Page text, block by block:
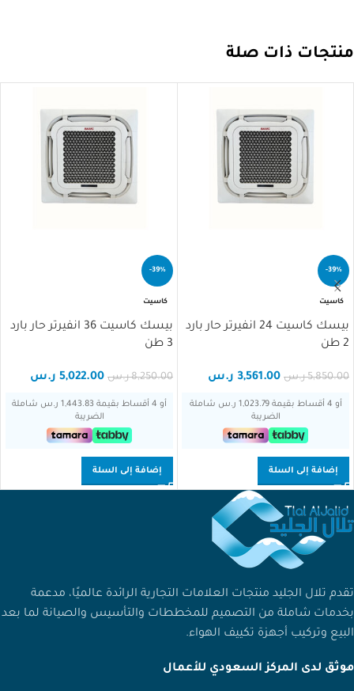
منتجات ذات صلة
-39%
كاسيت
بيسك كاسيت 24 انفيرتر حار بارد
2 طن
5,850.00 ر.س 3,561.00 ر.س
أو 4 أقساط بقيمة 1,023.79 ر.س شاملة
الضريبة
إضافة إلى السلة
-39%
كاسيت
بيسك كاسيت 36 انفيرتر حار بارد
3 طن
8,250.00 ر.س 5,022.00 ر.س
أو 4 أقساط بقيمة 1,443.83 ر.س شاملة
الضريبة
إضافة إلى السلة
تقدم تلال الجليد منتجات العلامات التجارية الرائدة عالميًا، مدعمة
بخدمات شاملة من التصميم للمخططات والتأسيس والصيانة لما بعد
البيع وتركيب أجهزة تكييف الهواء.
موثق لدى المركز السعودي للأعمال